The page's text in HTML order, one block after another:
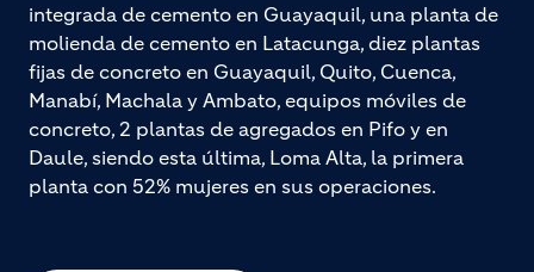
integrada de cemento en Guayaquil, una planta de
molienda de cemento en Latacunga, diez plantas
fijas de concreto en Guayaquil, Quito, Cuenca,
Manabí, Machala y Ambato, equipos móviles de
concreto, 2 plantas de agregados en Pifo y en
Daule, siendo esta última, Loma Alta, la primera
planta con 52% mujeres en sus operaciones.